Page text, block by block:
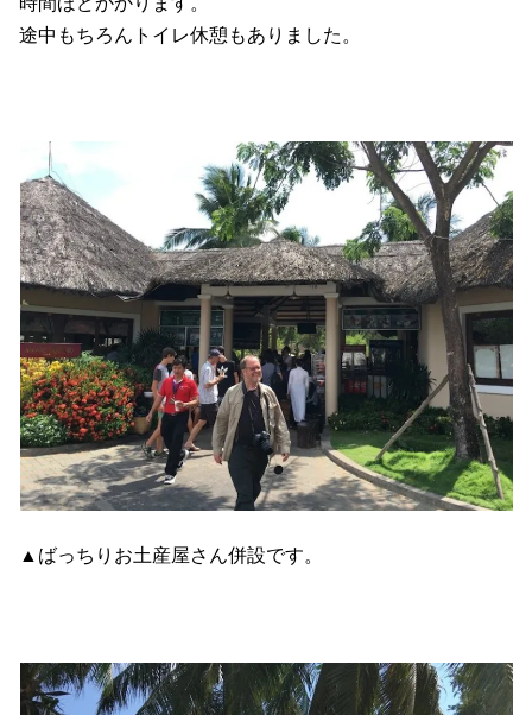
途中もちろんトイレ休憩もありました。
▲ばっちりお土産屋さん併設です。